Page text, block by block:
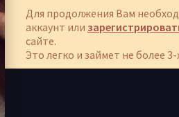
Для продолжения Вам
аккаунт или
сайте.
Это легко и займет не более